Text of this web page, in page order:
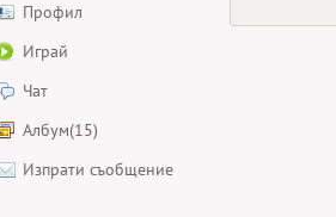
Профил
Играй
Чат
Албум(15)
Изпрати съобщение